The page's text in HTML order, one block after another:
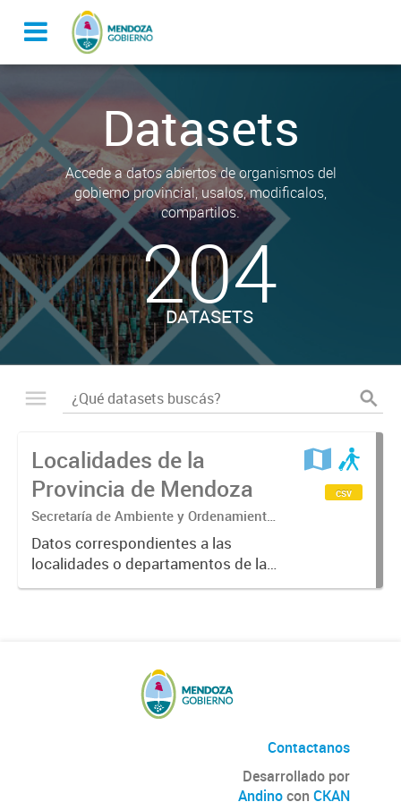
Datasets
Accede a datos abiertos de organismos del
gobierno provincial, usalos, modificalos,
compartilos.
204
DATASETS
Localidades de la
Provincia de Mendoza
Secretaría de Ambiente y Ordenamiento
Territorial.
Datos correspondientes a las
localidades o departamentos de la
Provincia de Mendoza
csv
Contactanos
Desarrollado por
Andinocon CKAN